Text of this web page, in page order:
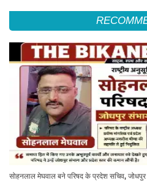
सोहनलाल मेघवाल बने परिषद के प्रदेश सचिव, जोधपुर